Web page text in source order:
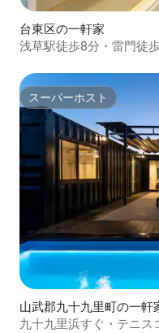
台東区の一軒家
浅草駅徒歩8分・雷門徒
スーパーホスト
スーパーホスト
山武郡九十九里町の一軒
九十九里浜すぐ・テニス